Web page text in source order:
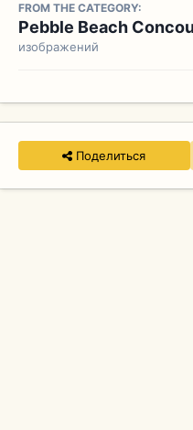
FROM THE CATEGORY:
Pebble Beach
изображений
Поделиться